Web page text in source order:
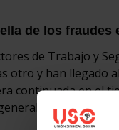
de los fraudes
de Trabajo y
otro y han llegado
continuada en el
de la FTSP-